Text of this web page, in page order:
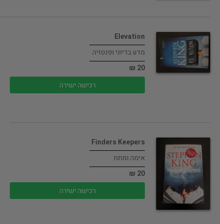
Elevation
מדע בדיוני ופנטזיה
20 ₪
רכישה ישירה
Finders Keepers
אימה ומתח
20 ₪
רכישה ישירה